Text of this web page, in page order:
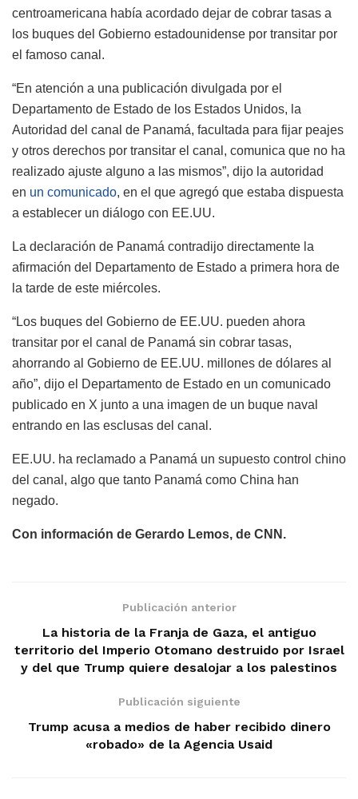
centroamericana había acordado dejar de cobrar tasas a
los buques del Gobierno estadounidense por transitar por
el famoso canal.
“En atención a una publicación divulgada por el
Departamento de Estado de los Estados Unidos, la
Autoridad del canal de Panamá, facultada para fijar peajes
y otros derechos por transitar el canal, comunica que no ha
realizado ajuste alguno a las mismos”, dijo la autoridad
en un comunicado, en el que agregó que estaba dispuesta
a establecer un diálogo con EE.UU.
La declaración de Panamá contradijo directamente la
afirmación del Departamento de Estado a primera hora de
la tarde de este miércoles.
“Los buques del Gobierno de EE.UU. pueden ahora
transitar por el canal de Panamá sin cobrar tasas,
ahorrando al Gobierno de EE.UU. millones de dólares al
año”, dijo el Departamento de Estado en un comunicado
publicado en X junto a una imagen de un buque naval
entrando en las esclusas del canal.
EE.UU. ha reclamado a Panamá un supuesto control chino
del canal, algo que tanto Panamá como China han
negado.
Con información de Gerardo Lemos, de CNN.
Publicación anterior
La historia de la Franja de Gaza, el antiguo
territorio del Imperio Otomano destruido por Israel
y del que Trump quiere desalojar a los palestinos
Publicación siguiente
Trump acusa a medios de haber recibido dinero
«robado» de la Agencia Usaid